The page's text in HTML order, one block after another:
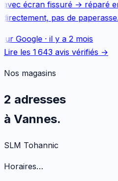
écran fissuré → réparé
pas de paperasse.
Google· il y a 2 mois
Lire les 1 643 avis vérifiés →
Nos magasins
2 adresses
à Vannes.
SLM Tohannic
Horaires…